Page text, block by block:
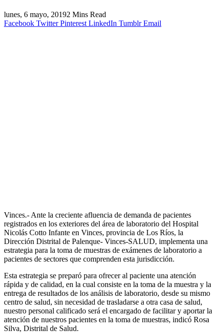
lunes, 6 mayo, 20192 Mins Read
Facebook Twitter Pinterest LinkedIn Tumblr Email
Vinces.- Ante la creciente afluencia de demanda de pacientes
registrados en los exteriores del área de laboratorio del Hospital
Nicolás Cotto Infante en Vinces, provincia de Los Ríos, la
Dirección Distrital de Palenque- Vinces-SALUD, implementa una
estrategia para la toma de muestras de exámenes de laboratorio a
pacientes de sectores que comprenden esta jurisdicción.
Esta estrategia se preparó para ofrecer al paciente una atención
rápida y de calidad, en la cual consiste en la toma de la muestra y la
entrega de resultados de los análisis de laboratorio, desde su mismo
centro de salud, sin necesidad de trasladarse a otra casa de salud,
nuestro personal calificado será el encargado de facilitar y aportar la
atención de nuestros pacientes en la toma de muestras, indicó Rosa
Silva, Distrital de Salud.